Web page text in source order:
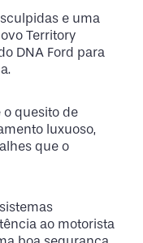
e uma
Territory
DNA Ford para
quesito de
luxuoso,
que o
ao motorista